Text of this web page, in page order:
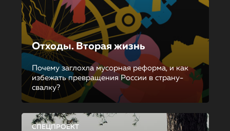
Отходы. Вторая жизнь
Почему заглохла мусорная реформа, и как
избежать превращения России в страну-
свалку?
СПЕЦПРОЕКТ